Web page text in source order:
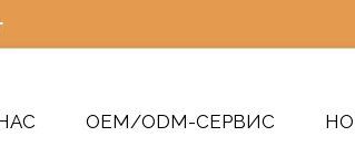
OEM/ODM-СЕРВИС